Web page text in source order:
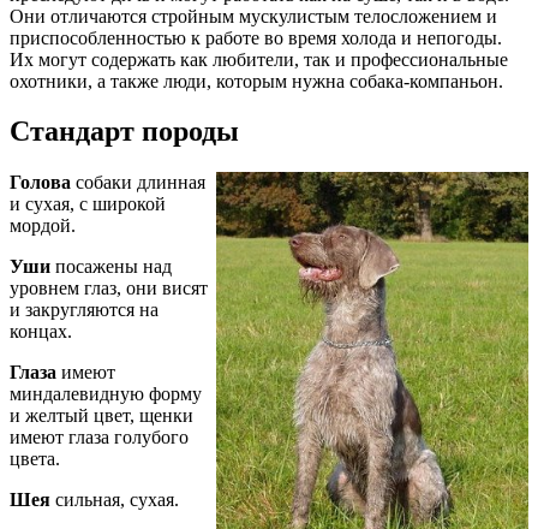
Они отличаются стройным мускулистым телосложением и
приспособленностью к работе во время холода и непогоды.
Их могут содержать как любители, так и профессиональные
охотники, а также люди, которым нужна собака-компаньон.
Стандарт породы
Голова собаки длинная
и сухая, с широкой
мордой.
Уши посажены над
уровнем глаз, они висят
и закругляются на
концах.
Глаза имеют
миндалевидную форму
и желтый цвет, щенки
имеют глаза голубого
цвета.
Шея сильная, сухая.